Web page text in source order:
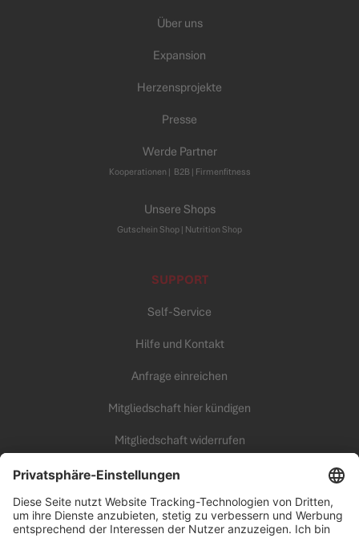
Über uns
Expansion
Herzensprojekte
Presse
Werde Partner
Kooperationen | B2B | Firmenfitness
Unsere Shops
Gutschein Shop | Nutrition Shop
SUPPORT
Self-Service
Hilfe und Kontakt
Anfrage einreichen
Mitgliedschaft hier kündigen
Mitgliedschaft widerrufen
KARRIERE
Unsere Arbeitswelt
all inclusive Fitness Campus